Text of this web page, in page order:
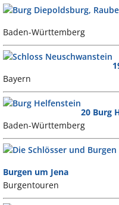
Baden-Württemberg
Bayern
20 Burg
Baden-Württemberg
Burgen um Jena
Burgentouren